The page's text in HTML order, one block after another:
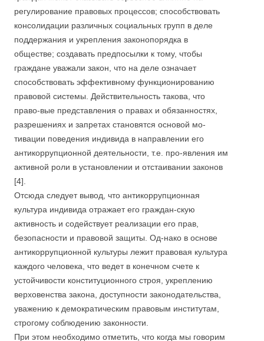
регулирование правовых процессов; способствовать
консолидации различных социальных групп в деле
поддержания и укрепления законопорядка в
обществе; создавать предпосылки к тому, чтобы
граждане уважали закон, что на деле означает
способствовать эффективному функционированию
правовой системы. Действительность такова, что
право-вые представления о правах и обязанностях,
разрешениях и запретах становятся основой мо-
тивации поведения индивида в направлении его
антикоррупционной деятельности, т.е. про-явления им
активной роли в установлении и отстаивании законов
[4].
Отсюда следует вывод, что антикоррупционная
культура индивида отражает его граждан-скую
активность и содействует реализации его прав,
безопасности и правовой защиты. Од-нако в основе
антикоррупционной культуры лежит правовая культура
каждого человека, что ведет в конечном счете к
устойчивости конституционного строя, укреплению
верховенства закона, доступности законодательства,
уважению к демократическим правовым институтам,
строгому соблюдению законности.
При этом необходимо отметить, что когда мы говорим